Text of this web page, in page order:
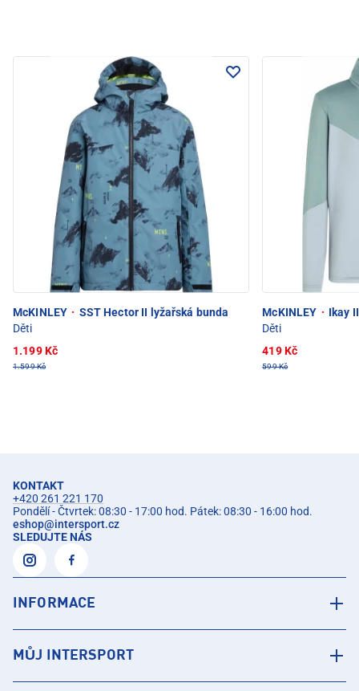
McKINLEY · SST Hector II lyžařská bunda
Děti
1.199 Kč
1.599 Kč
McKINLEY · Ikay
Děti
419 Kč
599 Kč
KONTAKT
+420 261 221 170
Pondělí - Čtvrtek: 08:30 - 17:00 hod. Pátek: 08:30 - 16:00 hod.
eshop@intersport.cz
SLEDUJTE NÁS
INFORMACE
MŮJ INTERSPORT